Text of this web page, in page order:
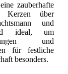
zauberhafte
Kerzen über
und
ideal, um
und
für festliche
besonders.